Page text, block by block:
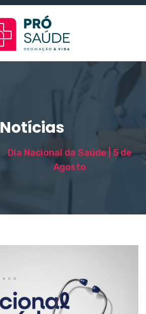
Notícias
Dia Nacional da Saúde | 5 de
Agosto